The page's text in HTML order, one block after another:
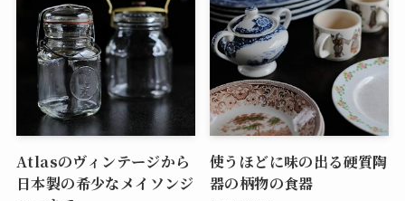
Atlasのヴィンテージから
日本製の希少なメイソンジ
使うほどに味の出る硬質陶
器の柄物の食器